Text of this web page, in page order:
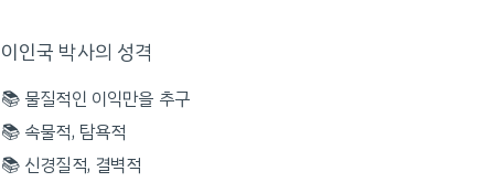
이인국 박사의 성격
📚 물질적인 이익만을 추구
📚 속물적, 탐욕적
📚 신경질적, 결벽적